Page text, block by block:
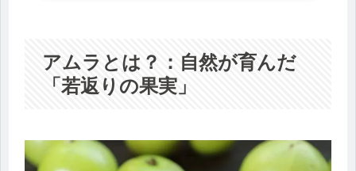
アムラとは？：自然が育んだ
「若返りの果実」